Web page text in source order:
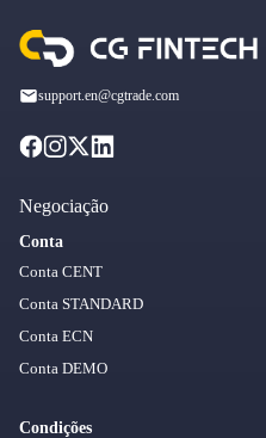
support.en@cgtrade.com
Negociação
Conta
Conta CENT
Conta STANDARD
Conta ECN
Conta DEMO
Condições